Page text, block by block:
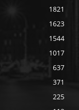
1821
1623
1544
1017
637
371
225